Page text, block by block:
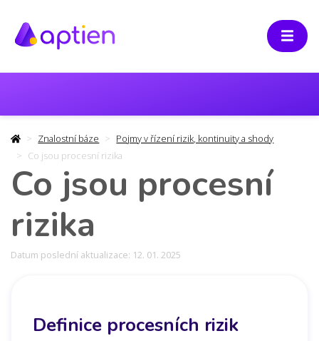
Znalostní báze
Pojmy v řízení rizik, kontinuity a shody
Co jsou procesní rizika
Co jsou procesní
rizika
Datum poslední aktualizace: 12. 01. 2025
Definice procesních rizik